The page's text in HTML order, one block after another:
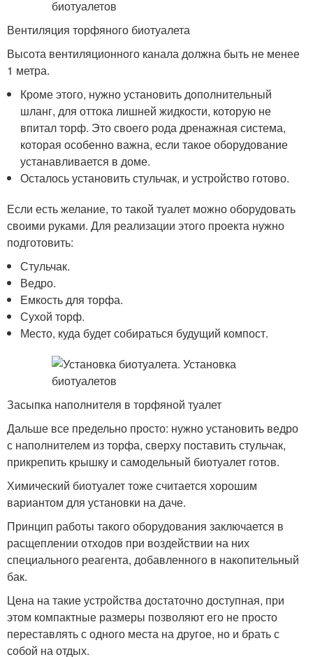
Вентиляция торфяного биотуалета
Высота вентиляционного канала должна быть не менее
1 метра.
Кроме этого, нужно установить дополнительный
шланг, для оттока лишней жидкости, которую не
впитал торф. Это своего рода дренажная система,
которая особенно важна, если такое оборудование
устанавливается в доме.
Осталось установить стульчак, и устройство готово.
Если есть желание, то такой туалет можно оборудовать
своими руками. Для реализации этого проекта нужно
подготовить:
Стульчак.
Ведро.
Емкость для торфа.
Сухой торф.
Место, куда будет собираться будущий компост.
Засыпка наполнителя в торфяной туалет
Дальше все предельно просто: нужно установить ведро
с наполнителем из торфа, сверху поставить стульчак,
прикрепить крышку и самодельный биотуалет готов.
Химический биотуалет тоже считается хорошим
вариантом для установки на даче.
Принцип работы такого оборудования заключается в
расщеплении отходов при воздействии на них
специального реагента, добавленного в накопительный
бак.
Цена на такие устройства достаточно доступная, при
этом компактные размеры позволяют его не просто
переставлять с одного места на другое, но и брать с
собой на отдых.